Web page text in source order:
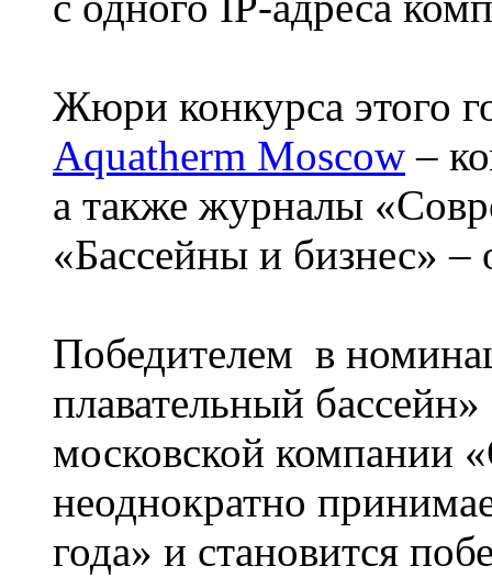
Жюри конкурса этого
Aquatherm Moscow –
а также журналы
«Бассейны и бизнес» –
Победителем в
плавательный
московской
неоднократно
года» и становится